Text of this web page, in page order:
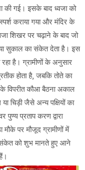
की गई। इसके बाद ध्वजा को
कराया गया और मंदिर के
शिखर पर चढ़ाने के बाद जो
सुकाल का संकेत देता है। इस
है। ग्रामीणों के अनुसार
होता है, जबकि तोते का
विपरीत कौआ बैठना अकाल
चिड़ी जैसे अन्य पक्षियों का
पुण्य प्रताप करण द्वारा
मौके पर मौजूद ग्रामीणों में
संकेत को शुभ मानते हुए आने